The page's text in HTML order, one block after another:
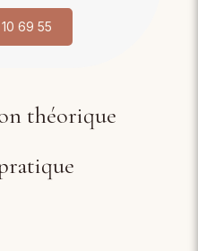
69 55
théorique